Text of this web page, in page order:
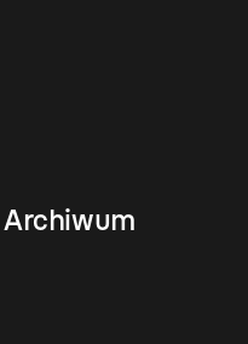
Archiwum